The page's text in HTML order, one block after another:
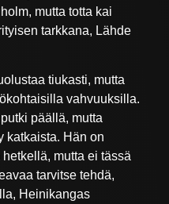
mutta totta kai
tarkkana, Lähde
tiukasti, mutta
vahvuuksilla.
päällä, mutta
katkaista. Hän on
mutta ei tässä
tarvitse tehdä,
Heinikangas